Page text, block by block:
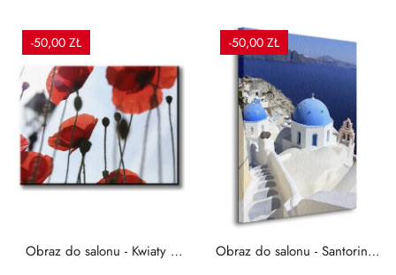
-50,00 ZŁ
Obraz do salonu - Kwiaty -
-50,00 ZŁ
Obraz do salonu - Santorini -